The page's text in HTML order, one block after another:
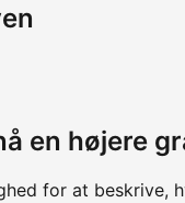
en højere
for at beskrive,